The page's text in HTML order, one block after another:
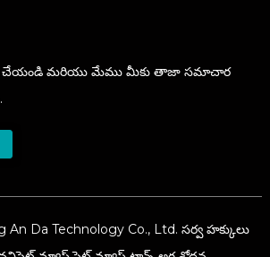
మరియు మేము మీకు తాజా సమాచార
Da Technology Co., Ltd. సర్వ హక్కులు